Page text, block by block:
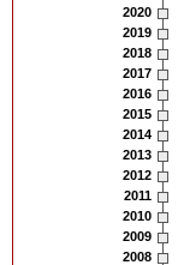
2020
2019
2018
2017
2016
2015
2014
2013
2012
2011
2010
2009
2008